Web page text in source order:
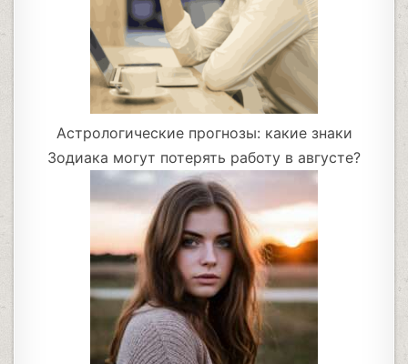
Астрологические прогнозы: какие знаки
Зодиака могут потерять работу в августе?